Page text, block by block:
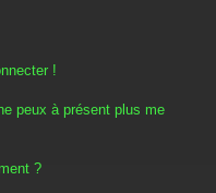
!
peux à présent plus me
?